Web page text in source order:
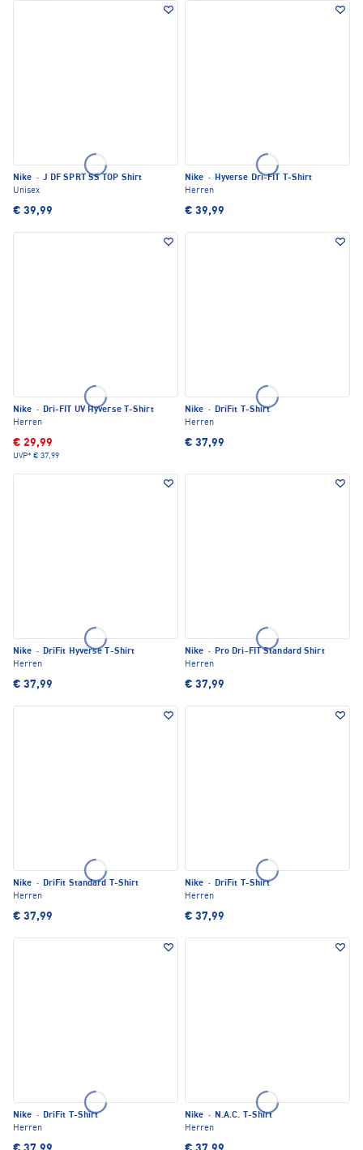
Nike · J DF SPRT SS TOP Shirt
Unisex
€ 39,99
Nike · Hyverse Dri-FIT T-Shirt
Herren
€ 39,99
Nike · Dri-FIT UV Hyverse T-Shirt
Herren
€ 29,99
UVP* € 37,99
Nike · DriFit T-Shirt
Herren
€ 37,99
Nike · DriFit Hyverse T-Shirt
Herren
€ 37,99
Nike · Pro Dri-FIT Standard Shirt
Herren
€ 37,99
Nike · DriFit Standard T-Shirt
Herren
€ 37,99
Nike · DriFit T-Shirt
Herren
€ 37,99
Nike · DriFit T-Shirt
Herren
Nike · N.A.C. T-Shirt
Herren